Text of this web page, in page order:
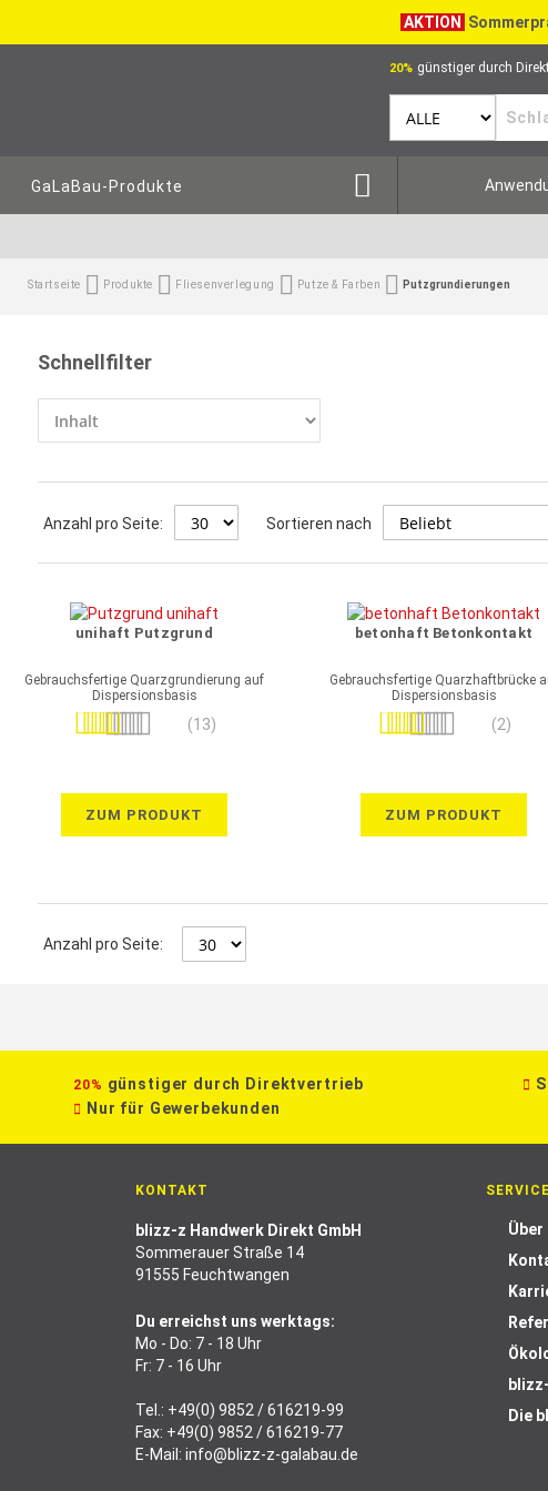
AKTION
20% günstiger durch
GaLaBau-Produkte
Startseite Produkte Fliesenverlegung Putze & Farben Putzgrundierungen
Schnellfilter
Anzahl pro Seite: Sortieren nach
unihaft Putzgrund
Gebrauchsfertige Quarzgrundierung auf
Dispersionsbasis
Bewertung:
(13)
ZUM PRODUKT
betonhaft Betonkontakt
Gebrauchsfertige Quarzhaftbrücke
Dispersionsbasis
Bewertung:
(2)
ZUM PRODUKT
Anzahl pro Seite:
20% günstiger durch Direktvertrieb
Nur für Gewerbekunden
KONTAKT
blizz-z Handwerk Direkt GmbH
Sommerauer Straße 14
91555 Feuchtwangen
Du erreichst uns werktags:
Mo - Do: 7 - 18 Uhr
Fr: 7 - 16 Uhr
Tel.: +49(0) 9852 / 616219-99
Fax: +49(0) 9852 / 616219-77
E-Mail: info@blizz-z-galabau.de
SERVICE
Über
Die